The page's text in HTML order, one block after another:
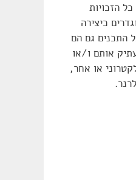
הזכויות
כיצירה
התכנים גם הם
אותם ו/או
או אחר,